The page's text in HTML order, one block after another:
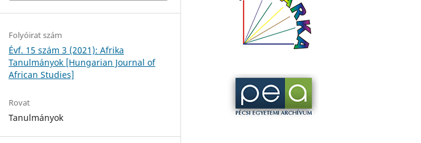
Folyóirat szám
Évf. 15 szám 3 (2021): Afrika
Tanulmányok [Hungarian Journal of
African Studies]
Rovat
Tanulmányok